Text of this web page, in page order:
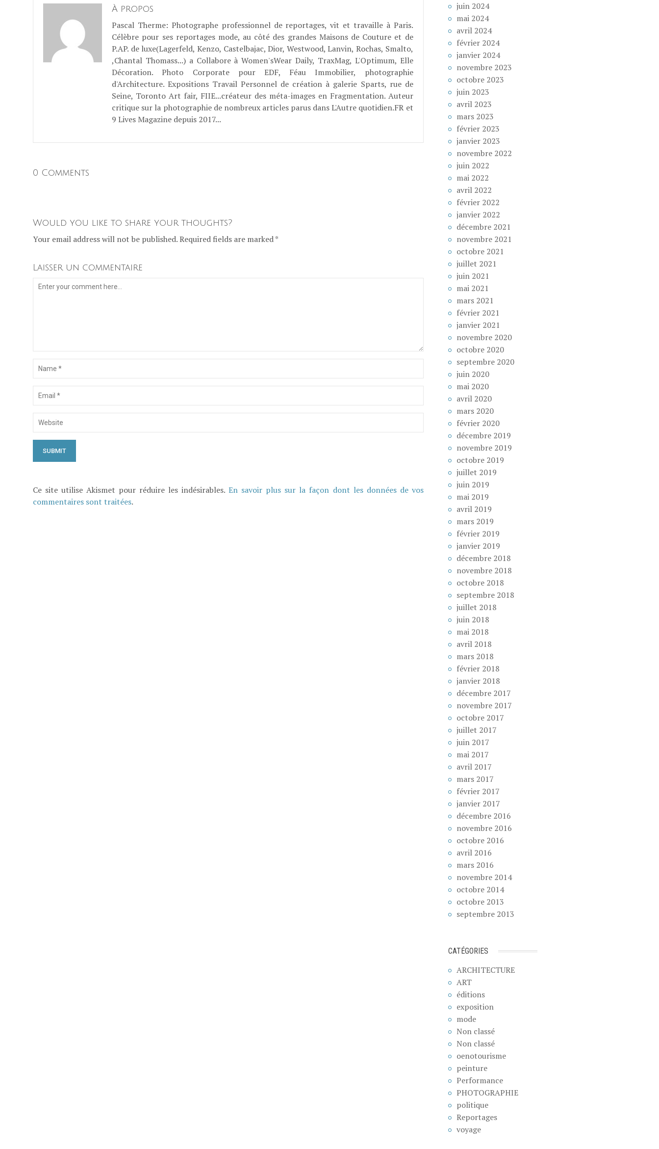
À propos
Pascal Therme: Photographe professionnel de reportages, vit et travaille à Paris.
Célèbre pour ses reportages mode, au côté des grandes Maisons de Couture et de
P.AP. de luxe(Lagerfeld, Kenzo, Castelbajac, Dior, Westwood, Lanvin, Rochas, Smalto,
,Chantal Thomass...) a Collabore à Women'sWear Daily, TraxMag, L'Optimum, Elle
Décoration. Photo Corporate pour EDF, Féau Immobilier, photographie
d'Architecture. Expositions Travail Personnel de création à galerie Sparts, rue de
Seine, Toronto Art fair, FIIE...créateur des méta-images en Fragmentation. Auteur
critique sur la photographie de nombreux articles parus dans L'Autre quotidien.FR et
9 Lives Magazine depuis 2017...
0 Comments
Would you like to share your thoughts?
Your email address will not be published. Required fields are marked *
Laisser un commentaire
Ce site utilise Akismet pour réduire les indésirables.En savoir plus sur la façon dont les données de vos
commentaires sont traitées.
juin 2024
mai 2024
avril 2024
février 2024
janvier 2024
novembre 2023
octobre 2023
juin 2023
avril 2023
mars 2023
février 2023
janvier 2023
novembre 2022
juin 2022
mai 2022
avril 2022
février 2022
janvier 2022
décembre 2021
novembre 2021
octobre 2021
juillet 2021
juin 2021
mai 2021
mars 2021
février 2021
janvier 2021
novembre 2020
octobre 2020
septembre 2020
juin 2020
mai 2020
avril 2020
mars 2020
février 2020
décembre 2019
novembre 2019
octobre 2019
juillet 2019
juin 2019
mai 2019
avril 2019
mars 2019
février 2019
janvier 2019
décembre 2018
novembre 2018
octobre 2018
septembre 2018
juillet 2018
juin 2018
mai 2018
avril 2018
mars 2018
février 2018
janvier 2018
décembre 2017
novembre 2017
octobre 2017
juillet 2017
juin 2017
mai 2017
avril 2017
mars 2017
février 2017
janvier 2017
décembre 2016
novembre 2016
octobre 2016
avril 2016
mars 2016
novembre 2014
octobre 2014
octobre 2013
septembre 2013
CATÉGORIES
ARCHITECTURE
ART
éditions
exposition
mode
Non classé
Non classé
oenotourisme
peinture
Performance
PHOTOGRAPHIE
politique
Reportages
voyage